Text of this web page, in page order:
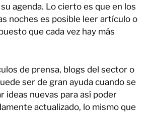
agenda. Lo cierto es que en los
noches es posible leer artículo o
que cada vez hay más
de prensa, blogs del sector o
ser de gran ayuda cuando se
ideas nuevas para así poder
actualizado, lo mismo que